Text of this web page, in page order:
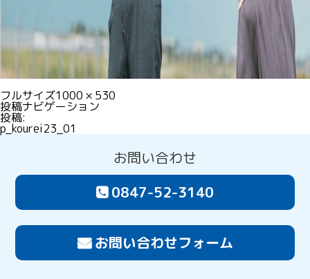
フルサイズ1000 × 530
投稿ナビゲーション
投稿:
p_kourei23_01
お問い合わせ
0847-52-3140
お問い合わせフォーム